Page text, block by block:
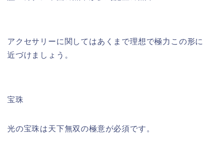
アクセサリーに関してはあくまで理想で極力この形に
近づけましょう。
宝珠
光の宝珠は天下無双の極意が必須です。